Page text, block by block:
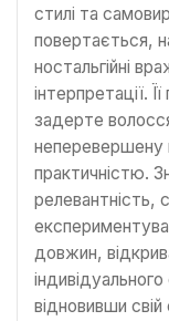
стилі та
повертається,
ностальгійні
інтерпретації.
задерте
неперевершену
практичністю.
релевантність,
довжин,
відновивши